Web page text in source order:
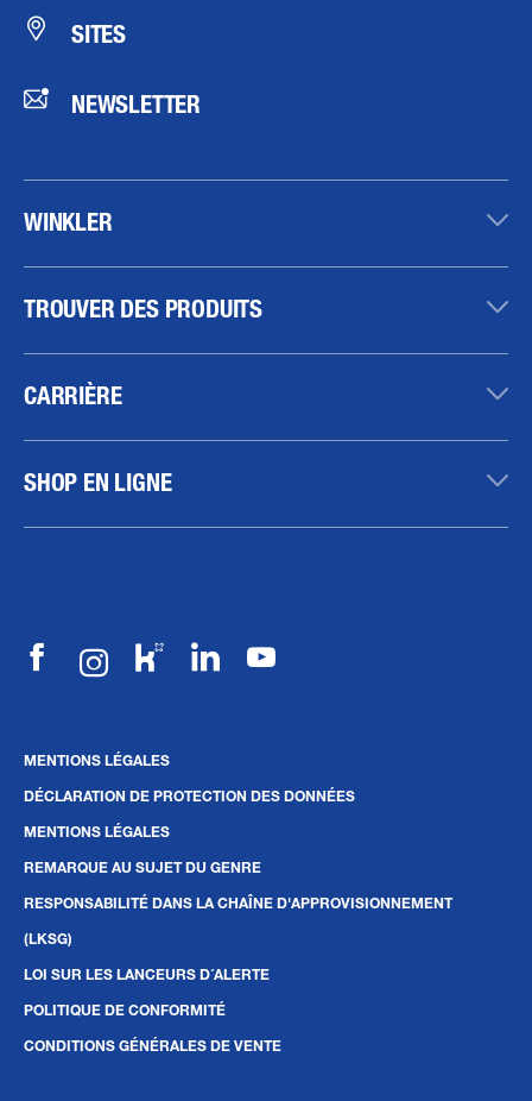
SITES
NEWSLETTER
WINKLER
TROUVER DES PRODUITS
CARRIÈRE
SHOP EN LIGNE
MENTIONS LÉGALES
DÉCLARATION DE PROTECTION DES DONNÉES
MENTIONS LÉGALES
REMARQUE AU SUJET DU GENRE
RESPONSABILITÉ DANS LA CHAÎNE D'APPROVISIONNEMENT
(LKSG)
LOI SUR LES LANCEURS D´ALERTE
POLITIQUE DE CONFORMITÉ
CONDITIONS GÉNÉRALES DE VENTE